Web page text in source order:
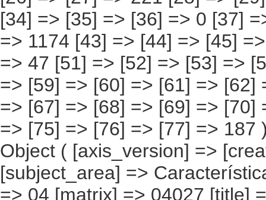
> [61] => [62] => [63] => [64] => 254 [65] => [66] => [67] => [68] => [69] => [70] => 1177 [71] => [72] => [73] => [74] => [75] => [76] => [77] => 187 ) ) [datamatrix] => Array ( ) ) pcaxis Object ( [axis_version] => [creation_date] => 20080709 [note] => [subject_area] => Características de los inmigrantes [subject_code] => 04 [matrix] => 04027 [title] => Inmigrantes con más de 3 años de residencia y que trabajan, por comunidad autónoma, según su ocupación actual [description] => [contents] => Inmigrantes con más de 3 años de residencia y que trabajan [units] => inmigrantes [stub] => Array ( [0] => comunidades autónomas ) [heading] => Array ( [0] => ocupación en la que trabaja actualmente en España ) [prestext] => [values] => Array ( [:www.ine.es tel: " "+34 91 5839100 "; VALUES("comunidades autónomas] => Array ( [0] => Total [1] => Andalucía [2] => Aragón [3] => Asturias (Principado de) [4] => Balears (IIles) [5] => Canarias [6] => Cantabria [7] => Castilla y León [8] => Castilla-La Mancha [9] => Catalunya [10] => Comunitat Valenciana [11] => Extremadura [12] => Galicia [13] => Madrid (Comunidad de) [14] => Murcia(Región de) [15] => Navarra(Comunidad Foral de) [16] => País Vasco [17]